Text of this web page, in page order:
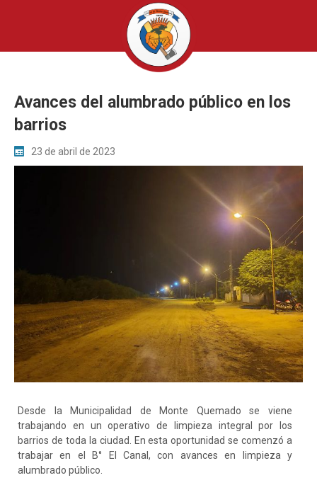
Avances del alumbrado público en los
barrios
23 de abril de 2023
Desde la Municipalidad de Monte Quemado se viene
trabajando en un operativo de limpieza integral por los
barrios de toda la ciudad. En esta oportunidad se comenzó a
trabajar en el B° El Canal, con avances en limpieza y
alumbrado público.